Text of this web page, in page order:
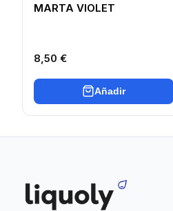
MARTA VIOLET
8,50 €
Añadir